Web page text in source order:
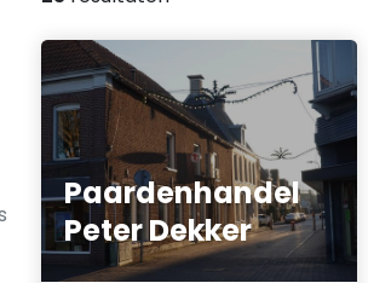
Paardenhandel
Peter Dekker